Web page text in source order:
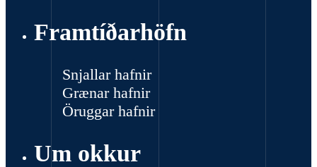
Framtíðarhöfn
Snjallar hafnir
Grænar hafnir
Öruggar hafnir
Um okkur